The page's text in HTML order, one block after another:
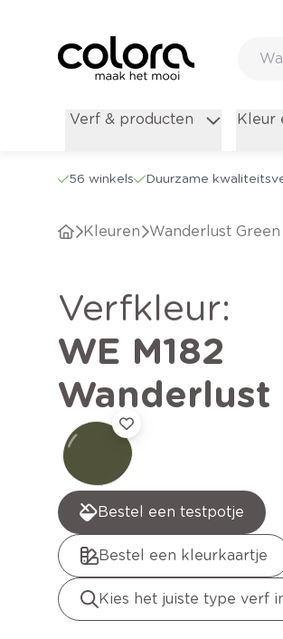
Verf & producten Kleur
56 winkels Duurzame
Kleuren Wanderlust Green
verfkleur:
WE M182
Wanderlust
Bestel een testpotje
Bestel een kleurkaartje
Kies het juiste type verf